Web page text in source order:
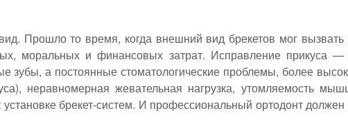
Прошло то время, когда внешний вид брекетов мог
моральных и финансовых затрат. Исправление прикуса
а постоянные стоматологические проблемы, более
неравномерная жевательная нагрузка, утомляемость
брекет-систем. И профессиональный ортодонт